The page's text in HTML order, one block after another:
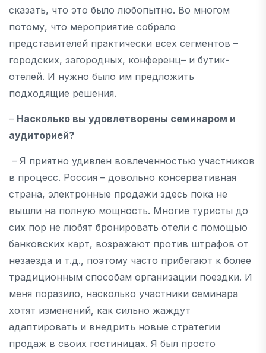
сказать, что это было любопытно. Во многом
потому, что мероприятие собрало
представителей практически всех сегментов –
городских, загородных, конференц– и бутик-
отелей. И нужно было им предложить
подходящие решения.
– Насколько вы удовлетворены семинаром и
аудиторией?
– Я приятно удивлен вовлеченностью участников
в процесс. Россия – довольно консервативная
страна, электронные продажи здесь пока не
вышли на полную мощность. Многие туристы до
сих пор не любят бронировать отели с помощью
банковских карт, возражают против штрафов от
незаезда и т.д., поэтому часто прибегают к более
традиционным способам организации поездки. И
меня поразило, насколько участники семинара
хотят изменений, как сильно жаждут
адаптировать и внедрить новые стратегии
продаж в своих гостиницах. Я был просто